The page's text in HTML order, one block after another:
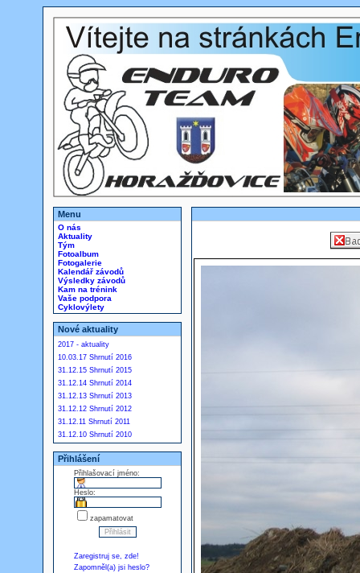
Menu
O nás
Aktuality
Tým
Fotoalbum
Fotogalerie
Kalendář závodů
Výsledky závodů
Kam na trénink
Vaše podpora
Cyklovýlety
Nové aktuality
2017 - aktuality
10.03.17 Shrnutí 2016
31.12.15 Shrnutí 2015
31.12.14 Shrnutí 2014
31.12.13 Shrnutí 2013
31.12.12 Shrnutí 2012
31.12.11 Shrnutí 2011
31.12.10 Shrnutí 2010
Přihlášení
Přihlašovací jméno:
Heslo:
zapamatovat
Zaregistruj se, zde!
Zapomněl(a) jsi heslo?